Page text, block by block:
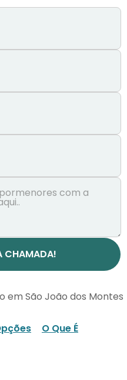
CHAMADA!
em São João dos Montes
O Que É